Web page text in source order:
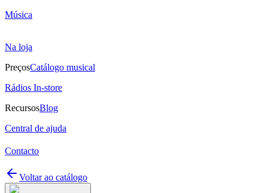
Música
Na loja
PreçosCatálogo musical
Rádios In-store
RecursosBlog
Central de ajuda
Contacto
Voltar ao catálogo